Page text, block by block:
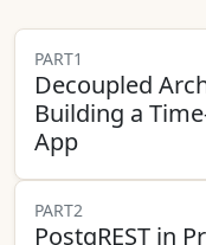
PART1
Decoupled
Building a
App
PART2
PostgREST in